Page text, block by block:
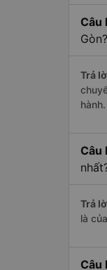
Câu
Gòn?
Trả
Câu
Trả
là
Câu